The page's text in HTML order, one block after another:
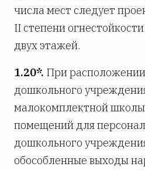
числа мест следует
II степени
двух этажей.
1.20*. При
дошкольного
малокомплектной
помещений для
дошкольного
обособленные выходы